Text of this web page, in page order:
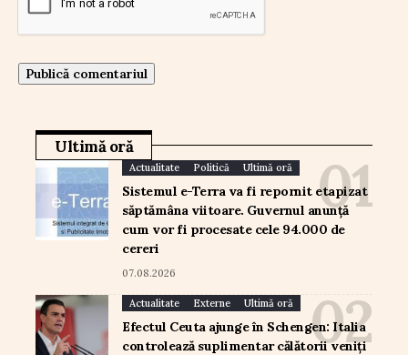
Ultimă oră
Actualitate Politică Ultimă oră
Sistemul e-Terra va fi repornit etapizat
săptămâna viitoare. Guvernul anunță
cum vor fi procesate cele 94.000 de
cereri
07.08.2026
Actualitate Externe Ultimă oră
Efectul Ceuta ajunge în Schengen: Italia
controlează suplimentar călătorii veniți